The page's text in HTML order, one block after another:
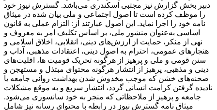
دبیر بخش گزارش نیز مجتبی اسکندری می‌باشد. گسترش نیوز خود
را موظف کرده است تا اصول اجتماعی و ملی بیان شده در میثاق
نامه خود را اجرا نماید. این اصول عبارتند از: التزام عملی به قانون
اساسی به‌عنوان منشور ملی، بر اساس تکلیف امر به‌ معروف و
نهی از منکر، حمایت از ارزش‌های دینی، انقلابی، اخلاق اسلامی و
هنجارهای عمومی، احترام به اصول دینی، اعتقادات مذهبی، آداب و
سنن قومی و ملی و ‌پرهیز از هرگونه تحریک قومیت ‌ها، اقلیت‌های
دینی و مذهبی، پرهیز از انتشار هرگونه محتوای مبتذل و مستهجن و
صحنه‌های خشن که موجب مخدوش شدن بهداشت روانی جامعه یا
نادیده گرفتن کرامت انسانی گردد، انتشار سریع و به‌ موقع مشکلات
جامعه و پرهیز از ملاحظاتی که منجر به خود سانسوری می‌شود.
میثاق نامه گسترش نیوز در رابطه با محتوای رسانه نیز شامل